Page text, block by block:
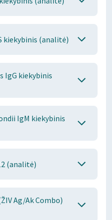
kiekybinis (analitė)
IgG kiekybinis
IgM kiekybinis
(analitė)
Ag/Ak Combo)